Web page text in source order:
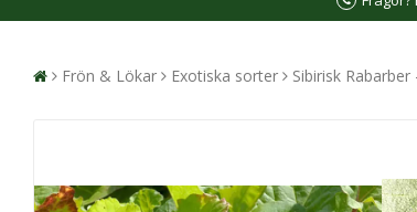
Frön & Lökar Exotiska sorter Sibirisk